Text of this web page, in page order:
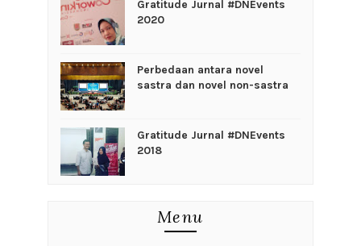
Gratitude Jurnal #DNEvents
2020
Perbedaan antara novel
sastra dan novel non-sastra
Gratitude Jurnal #DNEvents
2018
Menu